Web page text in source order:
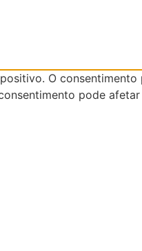
O consentimento
pode